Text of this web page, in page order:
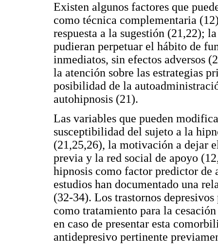
Existen algunos factores que
como técnica complementaria
respuesta a la sugestión (21,22);
pudieran perpetuar el hábito de
inmediatos, sin efectos adversos
la atención sobre las estrategias
posibilidad de la
autohipnosis (21).
Las variables que pueden
susceptibilidad del sujeto a la
(21,25,26), la motivación a dejar
previa y la red social de apoyo
hipnosis como factor predictor de
estudios han documentado una
(32-34). Los trastornos
como tratamiento para la
en caso de presentar esta
antidepresivo pertinente